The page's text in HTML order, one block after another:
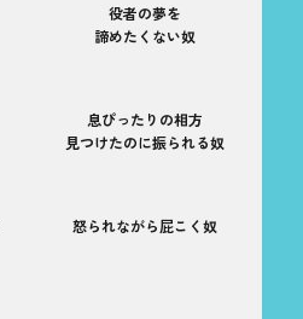
役者の夢を
諦めたくない奴
息ぴったりの相方
見つけたのに振られる奴
怒られながら屁こく奴